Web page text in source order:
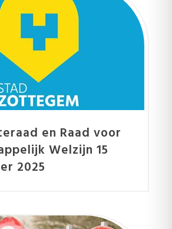
en Raad voor
Welzijn 15
2025